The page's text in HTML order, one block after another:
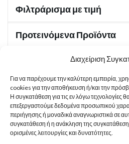
Διαχείριση
Για να παρέχουμε την καλύτερη εμπειρία,
cookies για την αποθήκευση ή/και την
Η συγκατάθεση για τις εν λόγω τεχνολογίες
επεξεργαστούμε δεδομένα προσωπικού
περιήγησης ή μοναδικά αναγνωριστικά σε
συγκατάθεση ή η ανάκληση της
ορισμένες λειτουργίες και δυνατότητες.
Φιλτράρισμα με τιμή
Προτεινόμενα Προϊόντα
Χρήσιμα Έγγραφα
Sitemap
Στοιχεία Επικοινωνίας